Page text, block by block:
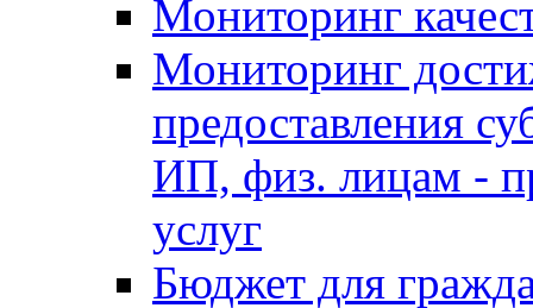
Мониторинг
Мониторинг
предоставления
ИП, физ. лицам -
услуг
Бюджет для